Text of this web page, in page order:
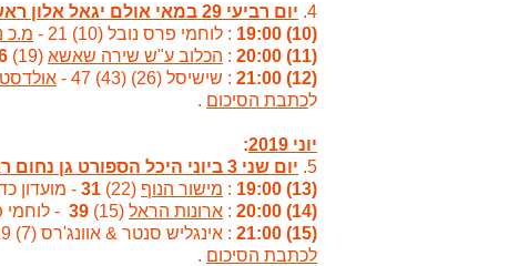
4. יום רביעי 29 במאי אולם יגאל אלון ראשון לציון
(10) 19:00
: לוחמי פרס נובל (10) 21 - מ.כ
(11) 20:00
: הכלוב ע"ש שירה שאשא (19)
(12) 21:00
: שישיסל (26) (43) 47 -
לכתבת הסיכום .
יוני 2019
:
5. יום שני 3 ביוני היכל הספורט גן נחום ראשל"צ
(13) 19:00
: מישור הנוף (22)
31 - מועדון
(14) 20:00
: ארונות הראל (15)
39 - לוחמי פרס
(15) 21:00
: אינגליש סנטר & אוונג'רס (7) 19 -
לכתבת הסיכום .